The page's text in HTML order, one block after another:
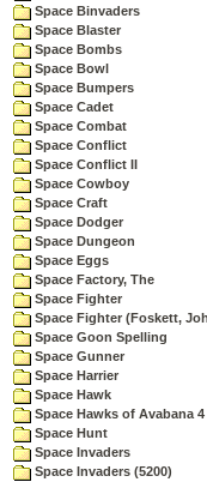
Space Binvaders
Space Blaster
Space Bombs
Space Bowl
Space Bumpers
Space Cadet
Space Combat
Space Conflict
Space Conflict II
Space Cowboy
Space Craft
Space Dodger
Space Dungeon
Space Eggs
Space Factory, The
Space Fighter
Space Fighter (Foskett,
Space Goon Spelling
Space Gunner
Space Harrier
Space Hawk
Space Hawks of Avabana 4
Space Hunt
Space Invaders
Space Invaders (5200)